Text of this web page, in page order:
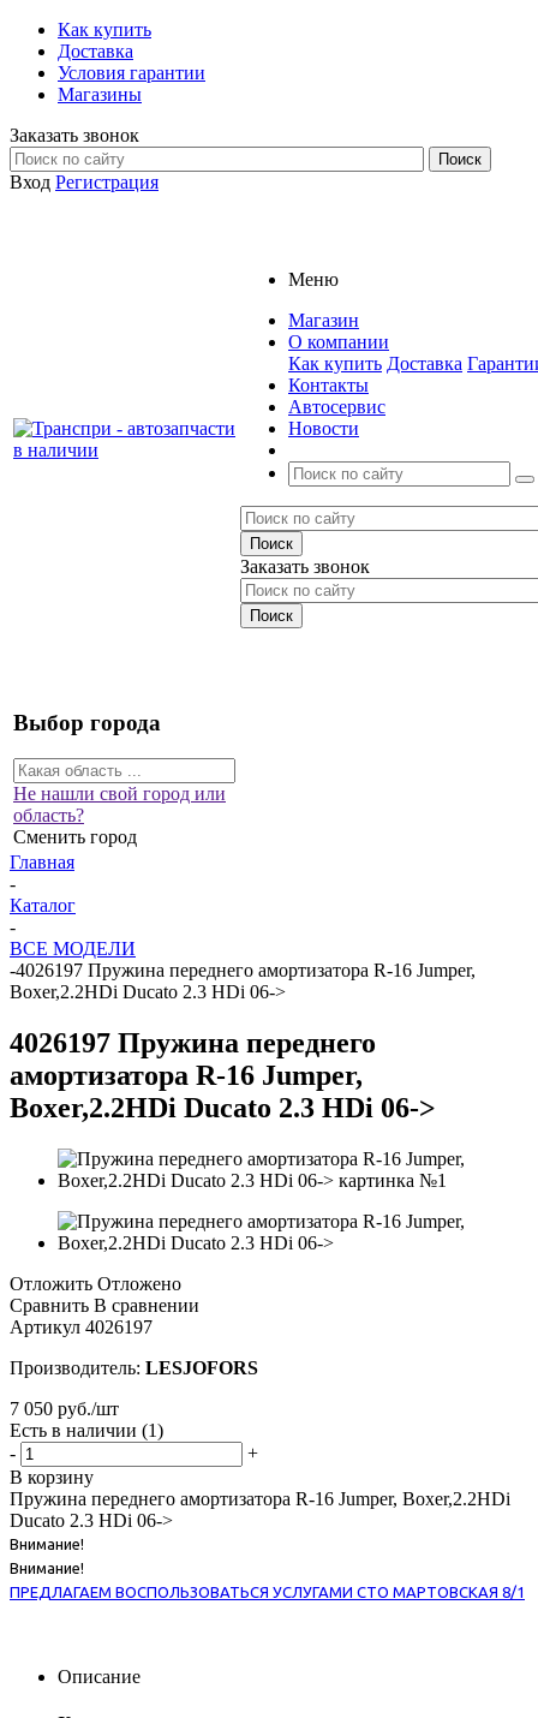
Как купить
Доставка
Условия гарантии
Магазины
Заказать звонок
Вход Регистрация
Меню
Магазин
О компании
Как купить Доставка
Контакты
Автосервис
Новости
Заказать звонок
Выбор города
Не нашли свой город или
область?
Сменить город
Главная
-
Каталог
-
ВСЕ МОДЕЛИ
-4026197 Пружина переднего амортизатора R-16 Jumper,
Boxer,2.2HDi Ducato 2.3 HDi 06->
4026197 Пружина переднего
амортизатора R-16 Jumper,
Boxer,2.2HDi Ducato 2.3 HDi 06->
Отложить Отложено
Сравнить В сравнении
Артикул 4026197
Производитель: LESJOFORS
7 050 руб./шт
Есть в наличии (1)
-
+
В корзину
Пружина переднего амортизатора R-16 Jumper, Boxer,2.2HDi
Ducato 2.3 HDi 06->
Внимание!
Внимание!
ПРЕДЛАГАЕМ ВОСПОЛЬЗОВАТЬСЯ УСЛУГАМИ СТО МАРТОВСКАЯ 8/1
Описание